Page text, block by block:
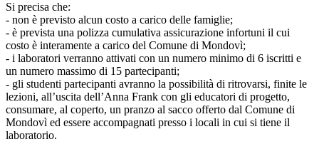
Si precisa che:
- non è previsto alcun costo a carico delle famiglie;
- è prevista una polizza cumulativa assicurazione infortuni il cui
costo è interamente a carico del Comune di Mondovì;
- i laboratori verranno attivati con un numero minimo di 6 iscritti e
un numero massimo di 15 partecipanti;
- gli studenti partecipanti avranno la possibilità di ritrovarsi, finite le
lezioni, all’uscita dell’Anna Frank con gli educatori di progetto,
consumare, al coperto, un pranzo al sacco offerto dal Comune di
Mondovì ed essere accompagnati presso i locali in cui si tiene il
laboratorio.